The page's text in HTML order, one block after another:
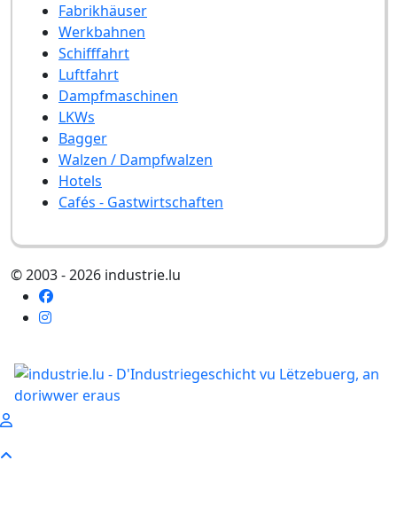
Fabrikhäuser
Werkbahnen
Schifffahrt
Luftfahrt
Dampfmaschinen
LKWs
Bagger
Walzen / Dampfwalzen
Hotels
Cafés - Gastwirtschaften
© 2003 - 2026 industrie.lu